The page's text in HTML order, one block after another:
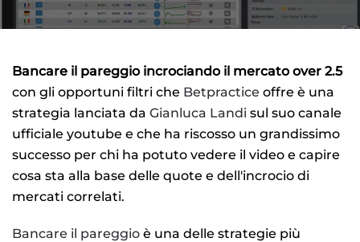
Bancare il pareggio incrociando il mercato over 2.5
con gli opportuni filtri che Betpractice offre è una
strategia lanciata da Gianluca Landi sul suo canale
ufficiale youtube e che ha riscosso un grandissimo
successo per chi ha potuto vedere il video e capire
cosa sta alla base delle quote e dell'incrocio di
mercati correlati.
Bancare il pareggio è una delle strategie più